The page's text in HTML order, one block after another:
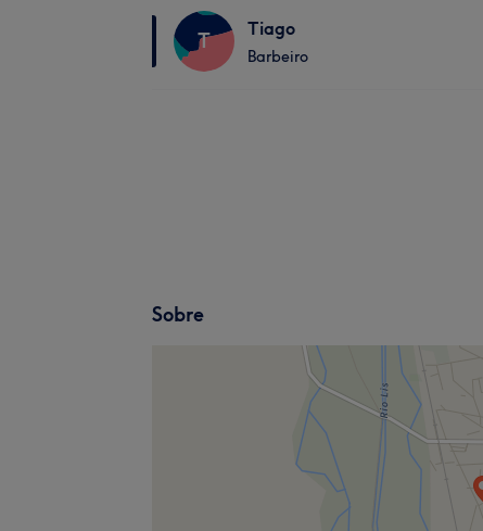
T Tiago
Barbeiro
Sobre